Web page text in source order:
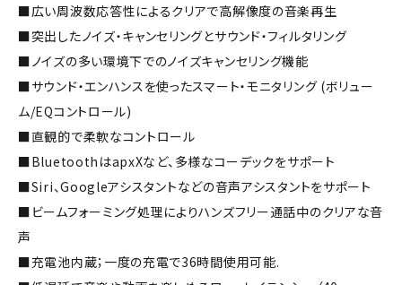
■広い周波数応答性によるクリアで高解像度の音楽再生
■突出したノイズ・キャンセリングとサウンド・フィルタリング
■ノイズの多い環境下でのノイズキャンセリング機能
■サウンド・エンハンスを使ったスマート・モニタリング (ボリュー
ム/EQコントロール)
■直観的で柔軟なコントロール
■BluetoothはapxXなど、多様なコーデックをサポート
■Siri、Googleアシスタントなどの音声アシスタントをサポート
■ビームフォーミング処理によりハンズフリー通話中のクリアな音
声
■充電池内蔵；一度の充電で36時間使用可能.